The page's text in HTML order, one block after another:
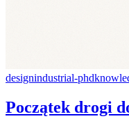
designindustrial-phd
Początek drogi